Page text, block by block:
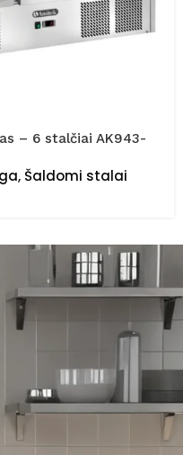
– 6 stalčiai AK943-
, Šaldomi stalai